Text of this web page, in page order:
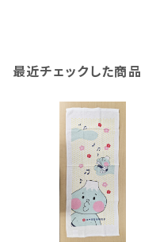
最近チェックした商品